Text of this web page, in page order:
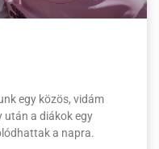
egy közös, vidám
után a diákok egy
a napra.